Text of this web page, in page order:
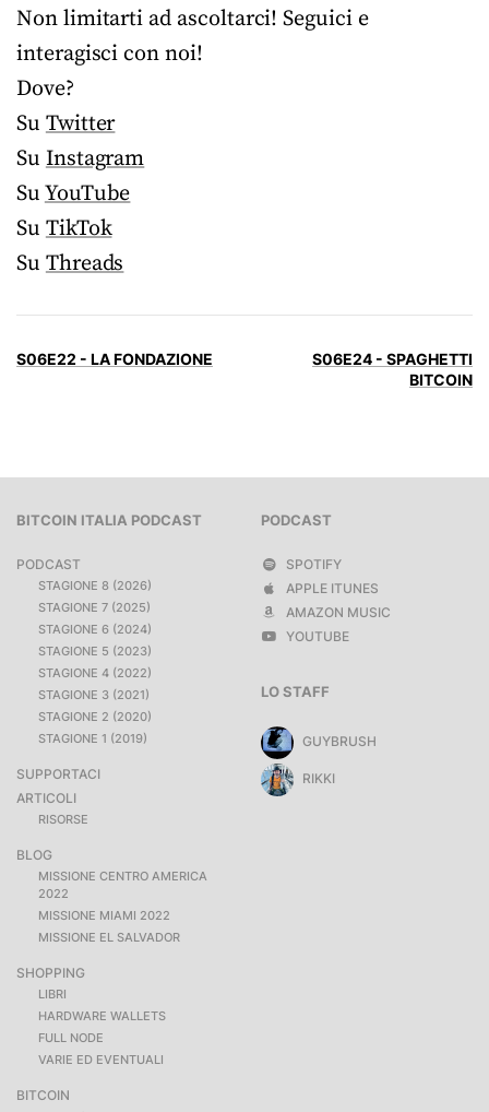
Non limitarti ad ascoltarci! Seguici e
interagisci con noi!
Dove?
Su Twitter
Su Instagram
Su YouTube
Su TikTok
Su Threads
S06E22 - LA FONDAZIONE
S06E24 - SPAGHETTI
BITCOIN
BITCOIN ITALIA PODCAST
PODCAST
STAGIONE 8 (2026)
STAGIONE 7 (2025)
STAGIONE 6 (2024)
STAGIONE 5 (2023)
STAGIONE 4 (2022)
STAGIONE 3 (2021)
STAGIONE 2 (2020)
STAGIONE 1 (2019)
SUPPORTACI
ARTICOLI
RISORSE
BLOG
MISSIONE CENTRO AMERICA
2022
MISSIONE MIAMI 2022
MISSIONE EL SALVADOR
SHOPPING
LIBRI
HARDWARE WALLETS
FULL NODE
VARIE ED EVENTUALI
BITCOIN
PODCAST
SPOTIFY
APPLE ITUNES
AMAZON MUSIC
YOUTUBE
LO STAFF
GUYBRUSH
RIKKI